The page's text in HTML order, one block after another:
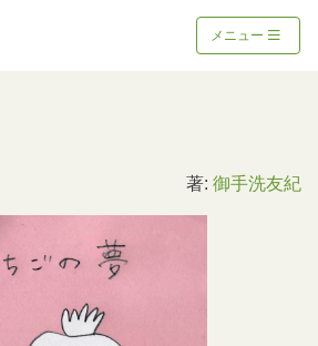
メニュー
著: 御手洗友紀